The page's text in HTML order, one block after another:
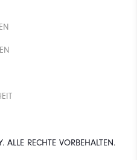
RECHTE VORBEHALTEN.